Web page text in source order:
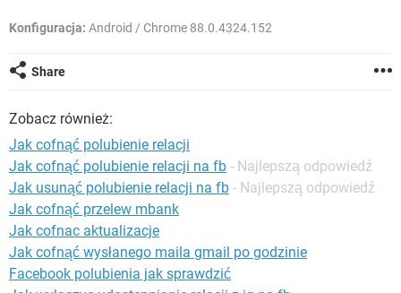
WINDOWS 10
Konfiguracja: Android / Chrome 88.0.4324.152
Share
Zobacz również:
Jak cofnąć polubienie relacji
Jak cofnąć polubienie relacji na fb - Najlepszą odpowiedź
Jak usunąć polubienie relacji na fb - Najlepszą odpowiedź
Jak cofnąć przelew mbank
Jak cofnac aktualizacje
Jak cofnąć wysłanego maila gmail po godzinie
Facebook polubienia jak sprawdzić